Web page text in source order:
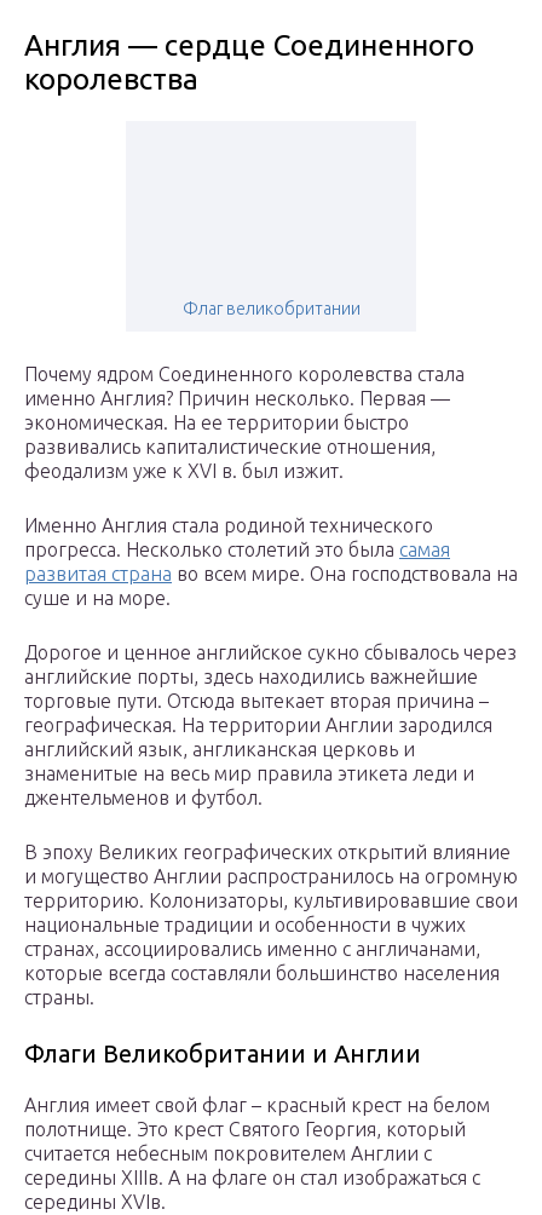
Англия — сердце Соединенного
королевства
Флаг великобритании
Почему ядром Соединенного королевства стала
именно Англия? Причин несколько. Первая —
экономическая. На ее территории быстро
развивались капиталистические отношения,
феодализм уже к XVI в. был изжит.
Именно Англия стала родиной технического
прогресса. Несколько столетий это была самая
развитая страна во всем мире. Она господствовала на
суше и на море.
Дорогое и ценное английское сукно сбывалось через
английские порты, здесь находились важнейшие
торговые пути. Отсюда вытекает вторая причина –
географическая. На территории Англии зародился
английский язык, англиканская церковь и
знаменитые на весь мир правила этикета леди и
джентельменов и футбол.
В эпоху Великих географических открытий влияние
и могущество Англии распространилось на огромную
территорию. Колонизаторы, культивировавшие свои
национальные традиции и особенности в чужих
странах, ассоциировались именно с англичанами,
которые всегда составляли большинство населения
страны.
Флаги Великобритании и Англии
Англия имеет свой флаг – красный крест на белом
полотнище. Это крест Святого Георгия, который
считается небесным покровителем Англии с
середины XIIIв. А на флаге он стал изображаться с
середины XVIв.